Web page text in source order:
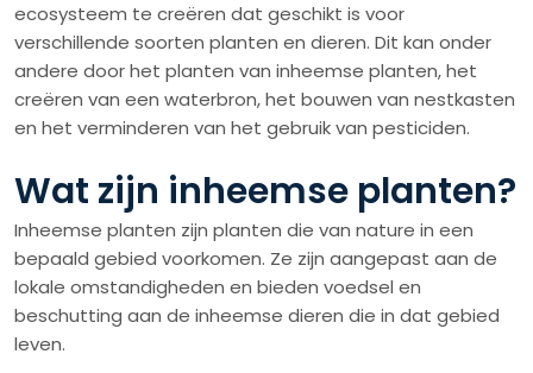
ecosysteem te creëren dat geschikt is voor
verschillende soorten planten en dieren. Dit kan onder
andere door het planten van inheemse planten, het
creëren van een waterbron, het bouwen van nestkasten
en het verminderen van het gebruik van pesticiden.
Wat zijn inheemse planten?
Inheemse planten zijn planten die van nature in een
bepaald gebied voorkomen. Ze zijn aangepast aan de
lokale omstandigheden en bieden voedsel en
beschutting aan de inheemse dieren die in dat gebied
leven.